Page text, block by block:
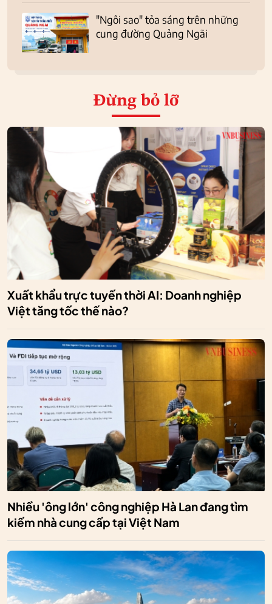
"Ngôi sao" tỏa sáng trên những
cung đường Quảng Ngãi
Đừng bỏ lỡ
Xuất khẩu trực tuyến thời AI: Doanh nghiệp
Việt tăng tốc thế nào?
Nhiều 'ông lớn' công nghiệp Hà Lan đang tìm
kiếm nhà cung cấp tại Việt Nam